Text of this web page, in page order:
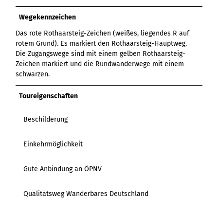
Variante 3
Wegekennzeichen
Das rote Rothaarsteig-Zeichen (weißes, liegendes R auf
rotem Grund). Es markiert den Rothaarsteig-Hauptweg.
Die Zugangswege sind mit einem gelben Rothaarsteig-
Zeichen markiert und die Rundwanderwege mit einem
schwarzen.
Toureigenschaften
Beschilderung
Einkehrmöglichkeit
Gute Anbindung an ÖPNV
Qualitätsweg Wanderbares Deutschland